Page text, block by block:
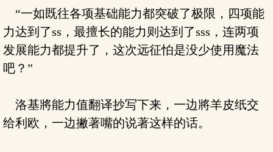
“一如既往各项基础能力都突破了极限，四项能
力达到了ss，最擅长的能力则达到了sss，连两项
发展能力都提升了，这次远征怕是没少使用魔法
吧？”
洛基將能力值翻译抄写下来，一边將羊皮纸交
给利欧，一边撇著嘴的说著这样的话。